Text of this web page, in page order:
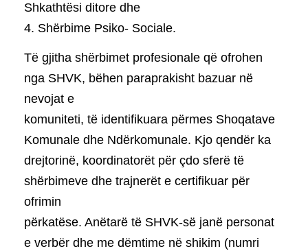
Shkathtësi ditore dhe
4. Shërbime Psiko- Sociale.
Të gjitha shërbimet profesionale që ofrohen
nga SHVK, bëhen paraprakisht bazuar në
nevojat e
komuniteti, të identifikuara përmes Shoqatave
Komunale dhe Ndërkomunale. Kjo qendër ka
drejtorinë, koordinatorët për çdo sferë të
shërbimeve dhe trajnerët e certifikuar për
ofrimin
përkatëse. Anëtarë të SHVK-së janë personat
e verbër dhe me dëmtime në shikim (numri